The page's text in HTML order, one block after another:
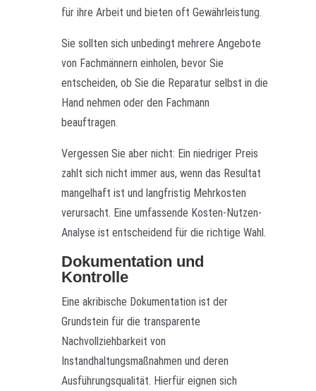
für ihre Arbeit und bieten oft Gewährleistung.
Sie sollten sich unbedingt mehrere Angebote
von Fachmännern einholen, bevor Sie
entscheiden, ob Sie die Reparatur selbst in die
Hand nehmen oder den Fachmann
beauftragen.
Vergessen Sie aber nicht: Ein niedriger Preis
zahlt sich nicht immer aus, wenn das Resultat
mangelhaft ist und langfristig Mehrkosten
verursacht. Eine umfassende Kosten-Nutzen-
Analyse ist entscheidend für die richtige Wahl.
Dokumentation und
Kontrolle
Eine akribische Dokumentation ist der
Grundstein für die transparente
Nachvollziehbarkeit von
Instandhaltungsmaßnahmen und deren
Ausführungsqualität. Hierfür eignen sich